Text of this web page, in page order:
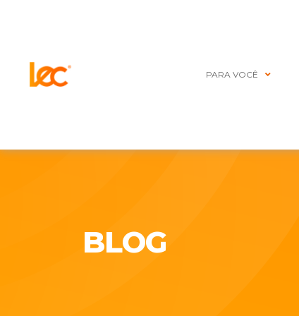
PARA VOCÊ
BLOG